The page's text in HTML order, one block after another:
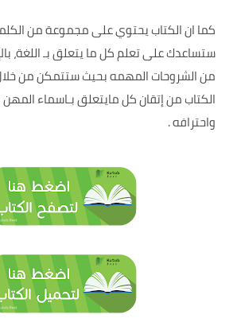
كما ان الكتاب يحتوي على مجموعة من
ستساعدك على تعلم كل ما يتعلق بـ اللغة،
من الشروحات المهمه بحيث ستتمكن من
الكتاب من إتقان كل مايتعلق بـاسماء المهن
واحترافه .